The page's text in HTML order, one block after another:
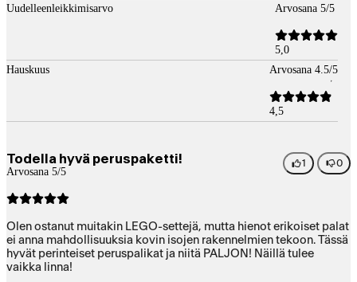
Uudelleenleikkimisarvo
Arvosana 5/5
5,0
Hauskuus
Arvosana 4.5/5
4,5
Todella hyvä peruspaketti!
Arvosana 5/5
1 0
Olen ostanut muitakin LEGO-settejä, mutta hienot erikoiset palat
ei anna mahdollisuuksia kovin isojen rakennelmien tekoon. Tässä
hyvät perinteiset peruspalikat ja niitä PALJON! Näillä tulee
vaikka linna!